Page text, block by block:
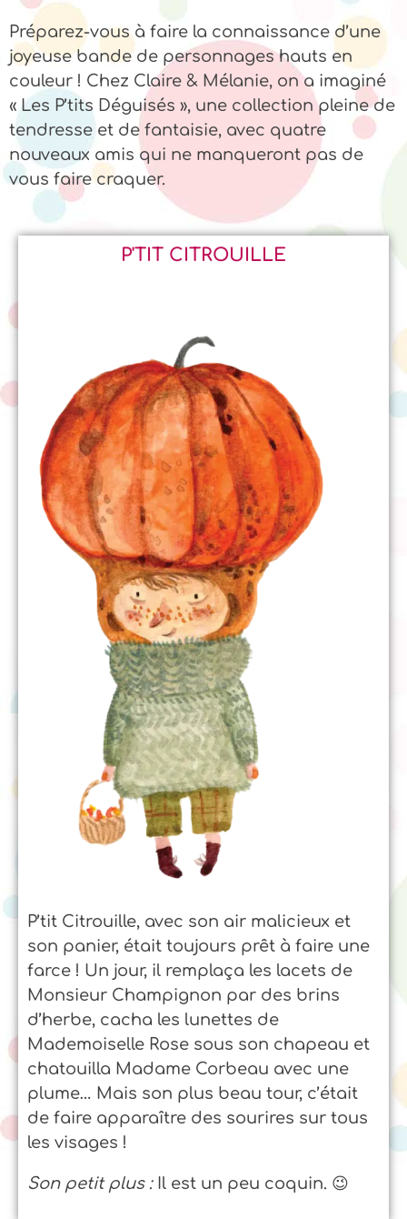
Préparez-vous à faire la connaissance d’une
joyeuse bande de personnages hauts en
couleur ! Chez Claire & Mélanie, on a imaginé
« Les P’tits Déguisés », une collection pleine de
tendresse et de fantaisie, avec quatre
nouveaux amis qui ne manqueront pas de
vous faire craquer.
P'TIT CITROUILLE
P’tit Citrouille, avec son air malicieux et
son panier, était toujours prêt à faire une
farce ! Un jour, il remplaça les lacets de
Monsieur Champignon par des brins
d’herbe, cacha les lunettes de
Mademoiselle Rose sous son chapeau et
chatouilla Madame Corbeau avec une
plume… Mais son plus beau tour, c’était
de faire apparaître des sourires sur tous
les visages !
Son petit plus :Il est un peu coquin. 😉